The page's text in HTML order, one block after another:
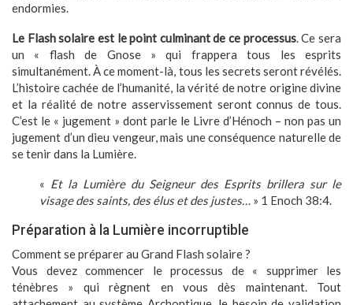
endormies.
Le Flash solaire est le point culminant de ce processus. Ce sera
un « flash de Gnose » qui frappera tous les esprits
simultanément. À ce moment-là, tous les secrets seront révélés.
L’histoire cachée de l’humanité, la vérité de notre origine divine
et la réalité de notre asservissement seront connus de tous.
C’est le « jugement » dont parle le Livre d’Hénoch – non pas un
jugement d’un dieu vengeur, mais une conséquence naturelle de
se tenir dans la Lumière.
« Et la Lumière du Seigneur des Esprits brillera sur le
visage des saints, des élus et des justes… » 1 Enoch 38:4.
Préparation à la Lumière incorruptible
Comment se préparer au Grand Flash solaire ?
Vous devez commencer le processus de « supprimer les
ténèbres » qui règnent en vous dès maintenant. Tout